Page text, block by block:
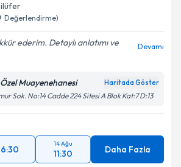
işlenmesine ilişkinAydınlatma
Değerlendirme)
ederim. Detaylı anlatımı ve
Devamı
Muayenehanesi Haritada Göster
Sok. No:14 Cadde 224 Sitesi A Blok Kat:7 D:13
14 Ağu
11:30 Daha Fazla